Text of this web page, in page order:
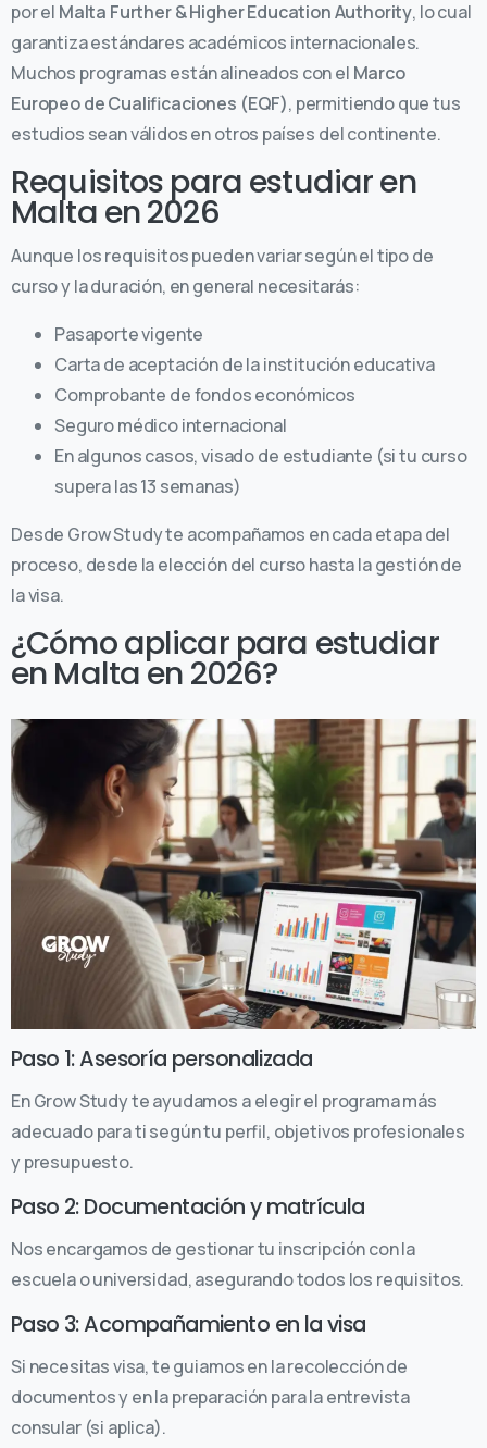
por el Malta Further & Higher Education Authority, lo cual
garantiza estándares académicos internacionales.
Muchos programas están alineados con el Marco
Europeo de Cualificaciones (EQF), permitiendo que tus
estudios sean válidos en otros países del continente.
Requisitos para estudiar en
Malta en 2026
Aunque los requisitos pueden variar según el tipo de
curso y la duración, en general necesitarás:
Pasaporte vigente
Carta de aceptación de la institución educativa
Comprobante de fondos económicos
Seguro médico internacional
En algunos casos, visado de estudiante (si tu curso
supera las 13 semanas)
Desde Grow Study te acompañamos en cada etapa del
proceso, desde la elección del curso hasta la gestión de
la visa.
¿Cómo aplicar para estudiar
en Malta en 2026?
Paso 1: Asesoría personalizada
En Grow Study te ayudamos a elegir el programa más
adecuado para ti según tu perfil, objetivos profesionales
y presupuesto.
Paso 2: Documentación y matrícula
Nos encargamos de gestionar tu inscripción con la
escuela o universidad, asegurando todos los requisitos.
Paso 3: Acompañamiento en la visa
Si necesitas visa, te guiamos en la recolección de
documentos y en la preparación para la entrevista
consular (si aplica).